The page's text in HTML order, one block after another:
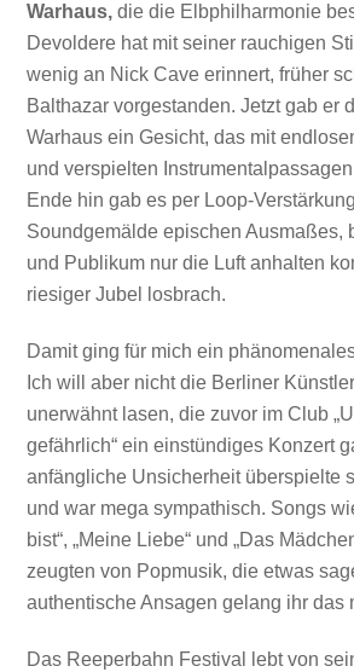
Warhaus, die die Elbphilharmonie
Devoldere hat mit seiner rauchigen
wenig an Nick Cave erinnert, früher
Balthazar vorgestanden. Jetzt gab er
Warhaus ein Gesicht, das mit
und verspielten
Ende hin gab es per Loop-
Soundgemälde epischen Ausmaßes,
und Publikum nur die Luft anhalten
riesiger Jubel losbrach.
Damit ging für mich ein
Ich will aber nicht die Berliner
unerwähnt lasen, die zuvor im Club
gefährlich“ ein einstündiges Konzert
anfängliche Unsicherheit überspielte
und war mega sympathisch. Songs
bist“, „Meine Liebe“ und „Das
zeugten von Popmusik, die etwas
authentische Ansagen gelang ihr das
Das Reeperbahn Festival lebt von